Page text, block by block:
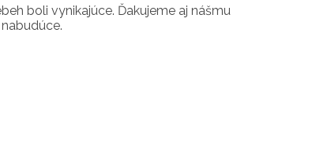
boli vynikajúce. Ďakujeme aj nášmu